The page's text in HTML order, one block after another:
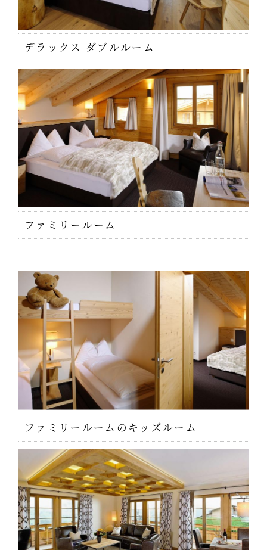
デラックス ダブルルーム
ファミリールーム
ファミリールームのキッズルーム